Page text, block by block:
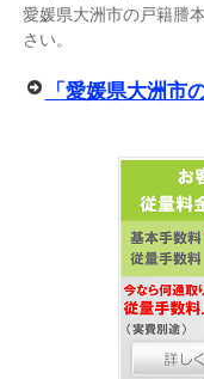
愛媛県大洲市の戸籍謄
さい。
「愛媛県大洲市